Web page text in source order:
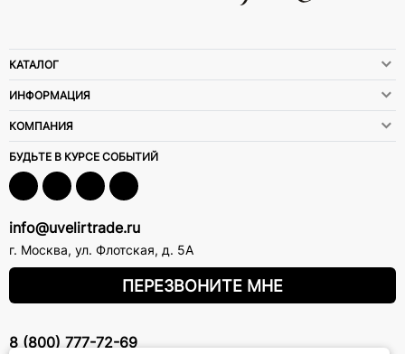
КАТАЛОГ
ИНФОРМАЦИЯ
КОМПАНИЯ
БУДЬТЕ В КУРСЕ СОБЫТИЙ
info@uvelirtrade.ru
г. Москва, ул. Флотская, д. 5А
ПЕРЕЗВОНИТЕ МНЕ
8 (800) 777-72-69